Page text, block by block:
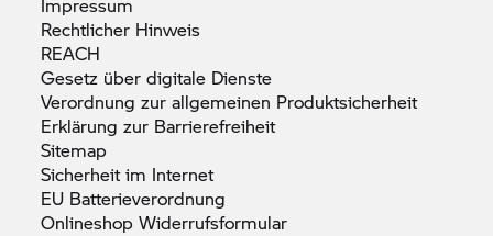
Rechtlicher Hinweis
REACH
Gesetz über digitale Dienste
Verordnung zur allgemeinen Produktsicherheit
Erklärung zur Barrierefreiheit
Sitemap
Sicherheit im Internet
EU Batterieverordnung
OnlineshopWiderrufsformular